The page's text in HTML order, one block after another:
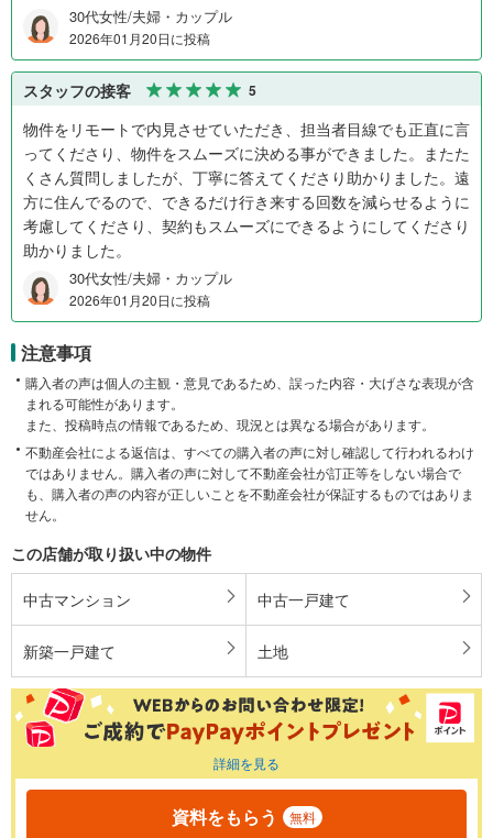
30代女性/夫婦・カップル
2026年01月20日に投稿
スタッフの接客 5
物件をリモートで内見させていただき、担当者目線でも正直に言
ってくださり、物件をスムーズに決める事ができました。またた
くさん質問しましたが、丁寧に答えてくださり助かりました。遠
方に住んでるので、できるだけ行き来する回数を減らせるように
考慮してくださり、契約もスムーズにできるようにしてくださり
助かりました。
30代女性/夫婦・カップル
2026年01月20日に投稿
注意事項
購入者の声は個人の主観・意見であるため、誤った内容・大げさな表現が含
まれる可能性があります。
また、投稿時点の情報であるため、現況とは異なる場合があります。
不動産会社による返信は、すべての購入者の声に対し確認して行われるわけ
ではありません。購入者の声に対して不動産会社が訂正等をしない場合で
も、購入者の声の内容が正しいことを不動産会社が保証するものではありま
せん。
この店舗が取り扱い中の物件
中古マンション 中古一戸建て
新築一戸建て 土地
詳細を見る
資料をもらう 無料